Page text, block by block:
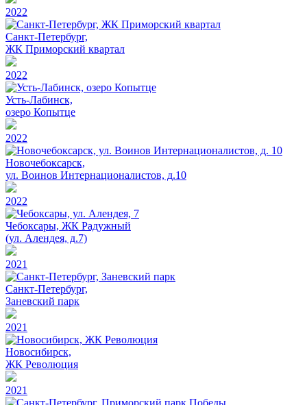
2022
Санкт-Петербург,
ЖК Приморский квартал
2022
Усть-Лабинск,
озеро Копытце
2022
Новочебоксарск,
ул. Воинов Интернационалистов, д.10
2022
Чебоксары, ЖК Радужный
(ул. Алендея, д.7)
2021
Санкт-Петербург,
Заневский парк
2021
Новосибирск,
ЖК Революция
2021